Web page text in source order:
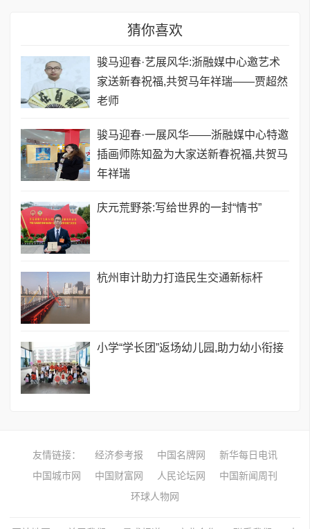
猜你喜欢
骏马迎春·艺展风华:浙融媒中心邀艺术
家送新春祝福,共贺马年祥瑞——贾超然
老师
骏马迎春·一展风华——浙融媒中心特邀
插画师陈知盈为大家送新春祝福,共贺马
年祥瑞
庆元荒野茶:写给世界的一封“情书”
​杭州审计助力打造民生交通新标杆
小学“学长团”返场幼儿园,助力幼小衔接
友情链接： 经济参考报 中国名牌网
新华每日电讯
中国城市网
中国财富网 人民论坛网
中国新闻周刊
环球人物网